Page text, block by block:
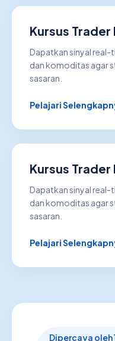
Kursus Trader
Dapatkan sinyal real-
dan komoditas agar
sasaran.
Pelajari
Kursus
Dapatkan sinyal real-
dan komoditas agar
sasaran.
Pelajari
Dipercaya oleh